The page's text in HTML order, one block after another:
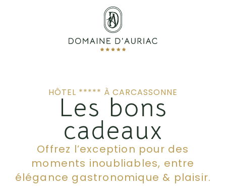
HÔTEL ***** À CARCASSONNE
Les bons
cadeaux
Offrez l’exception pour des
moments inoubliables, entre
élégance gastronomique & plaisir.